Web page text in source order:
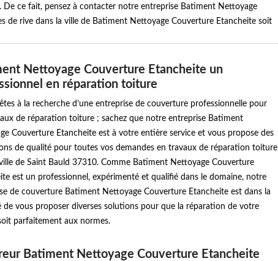
De ce fait, pensez à contacter notre entreprise Batiment Nettoyage
de rive dans la ville de Batiment Nettoyage Couverture Etancheite soit
Nettoyage Couverture Etancheite un
en réparation toiture
à la recherche d’une entreprise de couverture professionnelle pour
de réparation toiture ; sachez que notre entreprise Batiment
Couverture Etancheite est à votre entière service et vous propose des
de qualité pour toutes vos demandes en travaux de réparation toiture
de Saint Bauld 37310. Comme Batiment Nettoyage Couverture
est un professionnel, expérimenté et qualifié dans le domaine, notre
de couverture Batiment Nettoyage Couverture Etancheite est dans la
de vous proposer diverses solutions pour que la réparation de votre
parfaitement aux normes.
Batiment Nettoyage Couverture Etancheite